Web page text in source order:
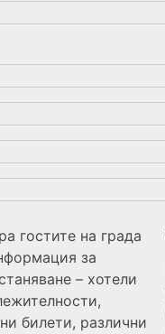
гостите на града
за
– хотели
билети, различни